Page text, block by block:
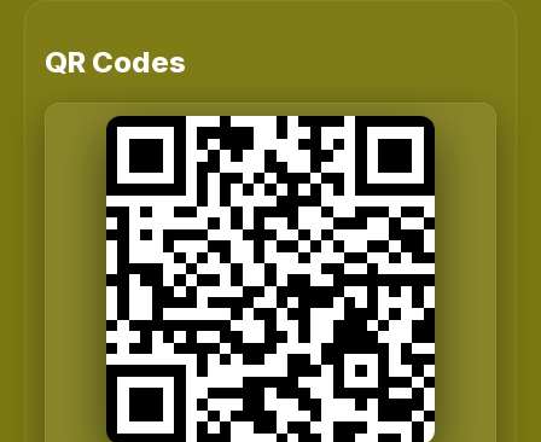
QR Codes